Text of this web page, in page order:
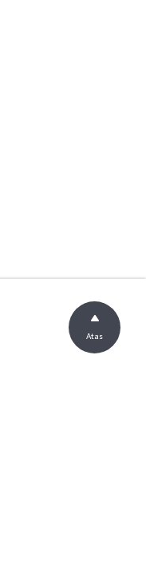
Atas